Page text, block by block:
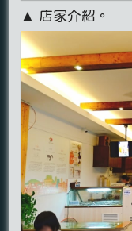
▲ 店家介紹。